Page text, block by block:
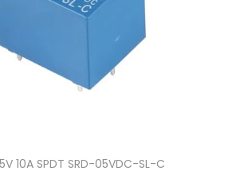
10A SPDT SRD-05VDC-SL-C